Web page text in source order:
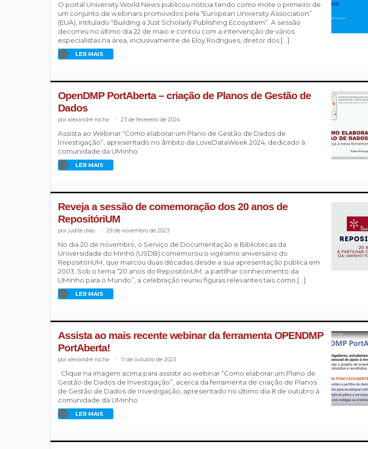
O portal University World News publicou notícia tendo como mote o primeiro de
um conjunto de webinars promovidos pela “European University Association”
(EUA), intitulado “Building a Just Scholarly Publishing Ecosystem”. A sessão
decorreu no último dia 22 de maio e contou com a intervenção de vários
especialistas na área, inclusivamente de Eloy Rodrigues, diretor dos […]
LER MAIS
OpenDMP PortAberta – criação de Planos de Gestão de
Dados
alexandre rocha 23 de fevereiro de 2024
Assista ao Webinar “Como elaborar um Plano de Gestão de Dados de
Investigação”, apresentado no âmbito da LoveDataWeek 2024, dedicado à
comunidade da UMinho.
LER MAIS
Reveja a sessão de comemoração dos 20 anos de
RepositóriUM
judite dias 29 de novembro de 2023
No dia 20 de novembro, o Serviço de Documentação e Bibliotecas da
Universidade do Minho (USDB) comemorou o vigésimo aniversário do
RepositóriUM, que marcou duas décadas desde a sua apresentação pública em
2003. Sob o tema “20 anos do RepositóriUM: a partilhar conhecimento da
UMinho para o Mundo”, a celebração reuniu figuras relevantes tais como […]
LER MAIS
Assista ao mais recente webinar da ferramenta OPENDMP
PortAberta!
alexandre rocha 11 de outubro de 2023
Clique na imagem acima para assistir ao webinar “Como elaborar um Plano de
Gestão de Dados de Investigação”, acerca da ferramenta de criação de Planos
de Gestão de Dados de Investigação, apresentado no último dia 8 de outubro à
comunidade da UMinho.
LER MAIS